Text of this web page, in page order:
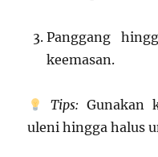
Panggang
keemasan.
Tips: Gunakan
uleni hingga halus